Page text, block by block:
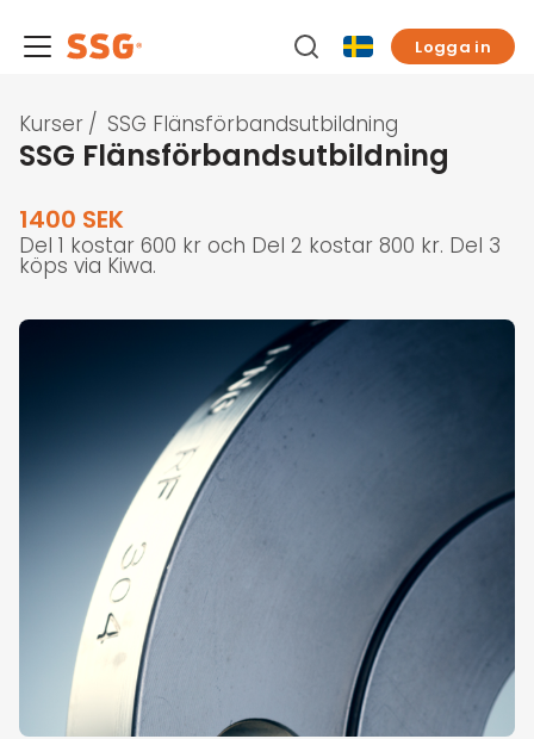
Logga in
Kurser / SSG Flänsförbandsutbildning
SSG Flänsförbandsutbildning
1400 SEK
Del 1 kostar 600 kr och Del 2 kostar 800 kr. Del 3
köps via Kiwa.